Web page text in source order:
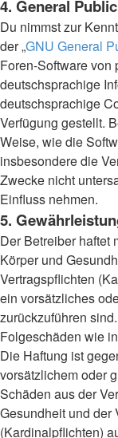
4. General
Du nimmst zur
der „GNU General
Foren-Software von
deutschsprachige
deutschsprachige
Verfügung gestellt.
Weise, wie die
insbesondere die
Zwecke nicht
Einfluss nehmen.
5.
Der Betreiber haftet
Körper und
Vertragspflichten
ein vorsätzliches
zurückzuführen
Folgeschäden wie
Die Haftung ist
vorsätzlichem oder
Schäden aus der
Gesundheit und der
(Kardinalpflichten)